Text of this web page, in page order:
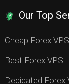
Our Top
Cheap Forex VPS
Best Forex VPS
Dedicated Forex